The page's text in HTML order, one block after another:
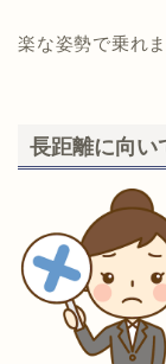
楽な姿勢で乗れま
長距離に向い